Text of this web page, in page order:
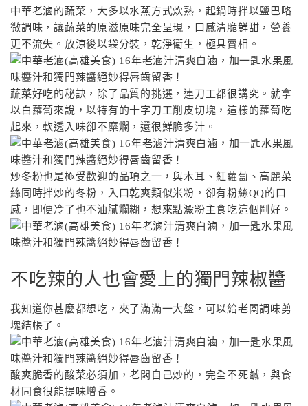
中華老滷的蔬菜，大多以水蒸方式炊熟，起鍋時拌以鹽巴略
微調味，讓蔬菜的原滋原味完全呈現，口感清脆鮮甜，營養
更不流失。放涼後以袋分裝，乾淨衛生，極具賣相。
蔬菜好吃的秘訣，除了品質的挑選，連刀工都很講究。就拿
以白蘿蔔來說，以特有的十字刀工削皮切塊，這樣的蘿蔔吃
起來，軟透入味卻不糜爛，還很鮮脆多汁。
炒冬粉也是極受歡迎的品項之一，與木耳、紅蘿蔔、高麗菜
絲同時拌炒的冬粉，入口乾爽類似米粉，卻有粉絲QQ的口
感，即便冷了也不油膩爛糊，想來點澱粉主食吃這個剛好。
不吃辣的人也會愛上的獨門辣椒醬
我知道你甚麼都想吃，夾了滿滿一大盤，可以給老闆調味剪
塊結帳了。
酸爽脆香的酸菜必須加，老闆自己炒的，完全不死鹹，與食
材同食很能提味增香。